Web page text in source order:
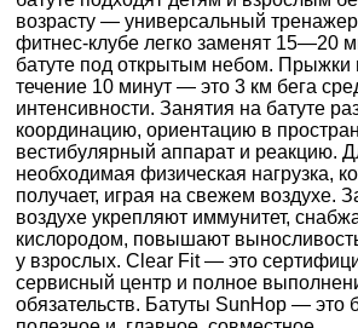
возрасту — универсальный
фитнес-клубе легко заменят 15—20
батуте под открытым небом. Прыжки
течение 10 минут — это 3 км бега
интенсивности. Занятия на батуте
координацию, ориентацию в
вестибулярный аппарат и реакцию.
необходимая физическая нагрузка,
получает, играя на свежем воздухе.
воздухе укрепляют иммунитет,
кислородом, повышают выносливость
у взрослых. Clear Fit — это
сервисный центр и полное
обязательств. Батуты SunHop — это